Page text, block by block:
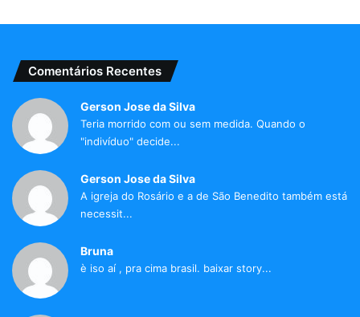
Comentários Recentes
Gerson Jose da Silva
Teria morrido com ou sem medida. Quando o
"indivíduo" decide...
Gerson Jose da Silva
A igreja do Rosário e a de São Benedito também está
necessit...
Bruna
è iso aí , pra cima brasil. baixar story...